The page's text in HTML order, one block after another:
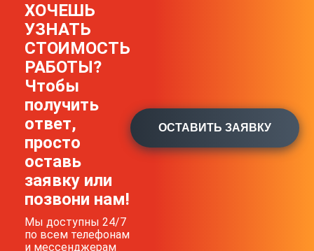
ХОЧЕШЬ
УЗНАТЬ
СТОИМОСТЬ
РАБОТЫ?
Чтобы
получить
ответ,
просто
оставь
заявку или
позвони нам!
Мы доступны 24/7
по всем телефонам
и мессенджерам
ОСТАВИТЬ ЗАЯВКУ